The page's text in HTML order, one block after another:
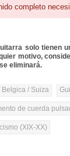
completo
solo tienen
motivo,
eliminará.
Belgica / Suiza
de cuerda
(XIX-XX)